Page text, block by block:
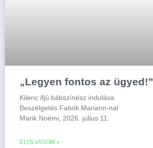
„Legyen fontos az ügyed!”
Kilenc ifjú bábszínész indulása
Beszélgetés Fabók Mariann-nal
Marik Noémi, 2026. július 11.
ELOLVASOM »